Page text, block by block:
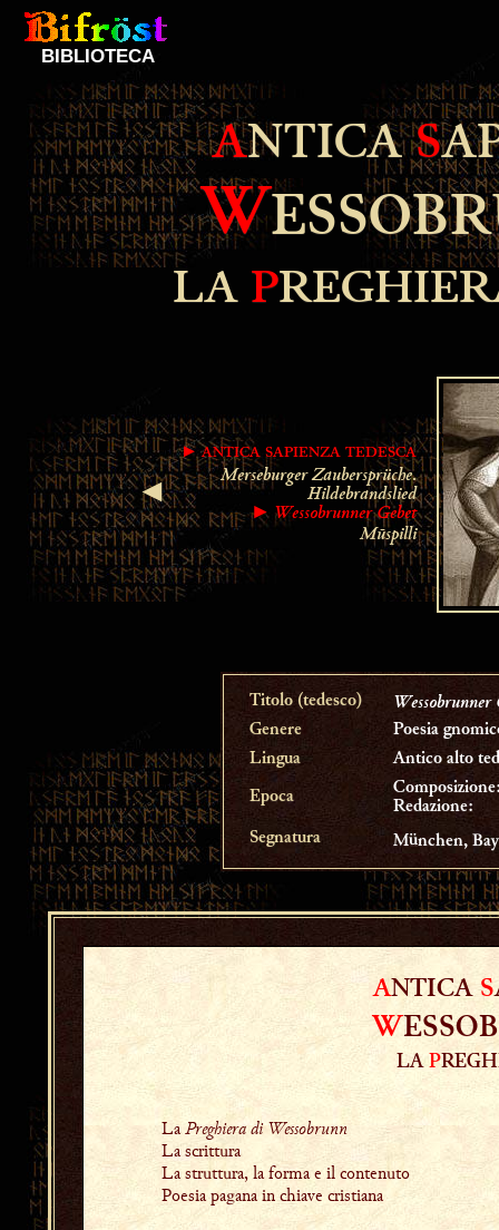
BIBLIOTECA
ANTICAS
W
LA P
◄
► ANTICA SAPIENZA TEDESCA
Merseburger Zaubersprüche.
Hildebrandslied
► Wessobrunner Gebet
Mūspilli
Titolo (tedesco) Wessobrunner
Genere
Poesia
Lingua
Antico alto
Epoca
Redazione:
Segnatura
München,
ANTICAS
W
LA P
LaPreghiera di Wessobrunn
La scrittura
La struttura, la forma e il contenuto
Poesia pagana in chiave cristiana